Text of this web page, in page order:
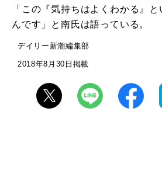
「この『気持ちはよくわかる』
んです」と南氏は語っている。
デイリー新潮編集部
2018年8月30日掲載